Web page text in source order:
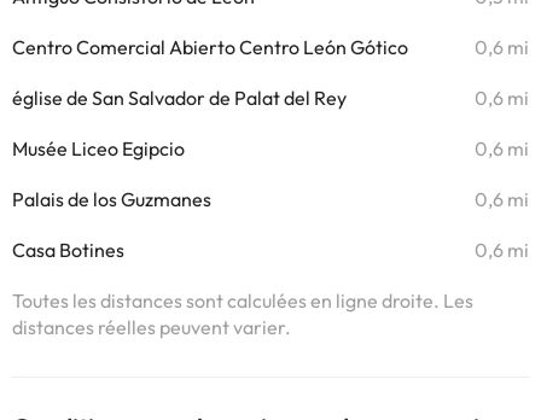
Centro Comercial Abierto Centro León Gótico 0,6 mi
église de San Salvador de Palat del Rey 0,6 mi
Musée Liceo Egipcio 0,6 mi
Palais de los Guzmanes 0,6 mi
Casa Botines 0,6 mi
Toutes les distances sont calculées en ligne droite. Les
distances réelles peuvent varier.